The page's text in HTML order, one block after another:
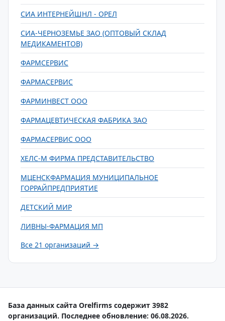
СИА ИНТЕРНЕЙШНЛ - ОРЕЛ
СИА-ЧЕРНОЗЕМЬЕ ЗАО (ОПТОВЫЙ СКЛАД
МЕДИКАМЕНТОВ)
ФАРМСЕРВИС
ФАРМАСЕРВИС
ФАРМИНВЕСТ ООО
ФАРМАЦЕВТИЧЕСКАЯ ФАБРИКА ЗАО
ФАРМАСЕРВИС ООО
ХЕЛС-М ФИРМА ПРЕДСТАВИТЕЛЬСТВО
МЦЕНСКФАРМАЦИЯ МУНИЦИПАЛЬНОЕ
ГОРРАЙПРЕДПРИЯТИЕ
ДЕТСКИЙ МИР
ЛИВНЫ-ФАРМАЦИЯ МП
Все 21 организаций →
База данных сайта Orelfirms содержит 3982
организаций. Последнее обновление: 06.08.2026.